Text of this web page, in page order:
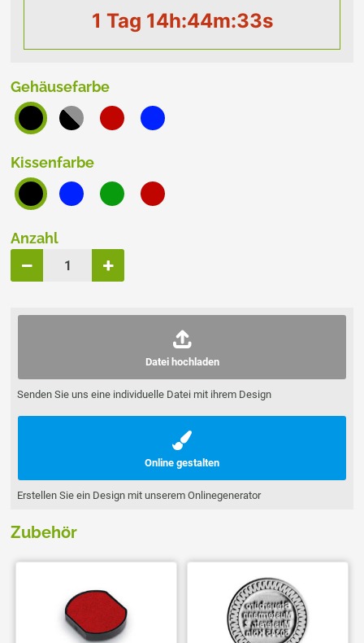
1 Tag 14h:44m:33s
Gehäusefarbe
Kissenfarbe
Anzahl
Datei hochladen
Senden Sie uns eine individuelle Datei mit ihrem Design
Online gestalten
Erstellen Sie ein Design mit unserem Onlinegenerator
Zubehör